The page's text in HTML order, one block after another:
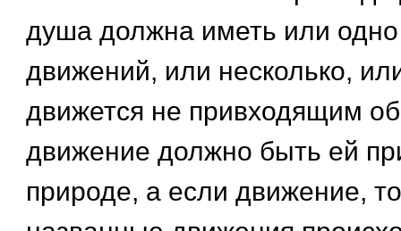
душа должна иметь или одно
движений, или несколько,
движется не привходящим
движение должно быть ей
природе, а если движение,